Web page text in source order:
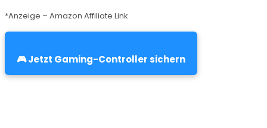
*Anzeige – Amazon Affiliate Link
🎮 Jetzt Gaming-Controller sichern